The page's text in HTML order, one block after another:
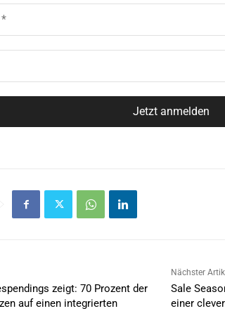
zeigt: 70 Prozent der
auf einen integrierten
Nächster
Sale
einer